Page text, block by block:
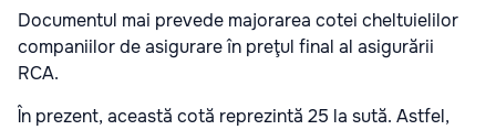
Documentul mai prevede majorarea cotei cheltuielilor
companiilor de asigurare în preţul final al asigurării
RCA.
În prezent, această cotă reprezintă 25 la sută. Astfel,